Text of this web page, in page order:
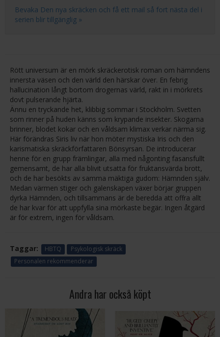
Bevaka Den nya skräcken och få ett mail så fort nästa del i
serien blir tillgänglig »
Rött universum är en mörk skräckerotisk roman om hämndens
innersta väsen och den värld den härskar över. En febrig
hallucination långt bortom drogernas värld, rakt in i mörkrets
dovt pulserande hjärta.
Ännu en tryckande het, klibbig sommar i Stockholm. Svetten
som rinner på huden känns som krypande insekter. Skogarna
brinner, blodet kokar och en våldsam klimax verkar närma sig.
Här förändras Siris liv när hon möter mystiska Iris och den
karismatiska skräckförfattaren Bönsyrsan. De introducerar
henne för en grupp främlingar, alla med någonting fasansfullt
gemensamt, de har alla blivit utsatta för fruktansvärda brott,
och de har besökts av samma mäktiga gudom: Hämnden själv.
Medan värmen stiger och galenskapen växer börjar gruppen
dyrka Hämnden, och tillsammans är de beredda att offra allt
de har kvar för att uppfylla sina mörkaste begär. Ingen åtgärd
är för extrem, ingen för våldsam.
Taggar: HBTQ
Psykologisk skräck
Personalen rekommenderar
Andra har också köpt